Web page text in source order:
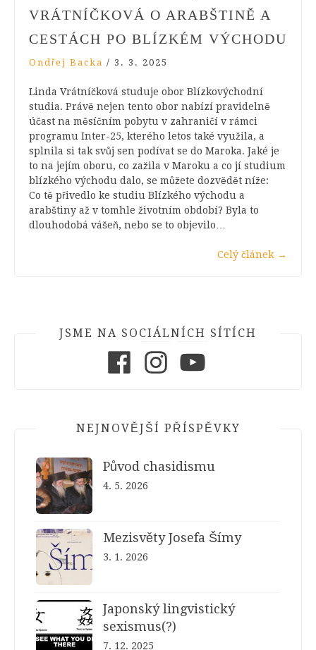
VRÁTNÍČKOVÁ O ARABŠTINĚ A
CESTÁCH PO BLÍZKÉM VÝCHODU
Ondřej Backa / 3. 3. 2025
Linda Vrátníčková studuje obor Blízkovýchodní
studia. Právě nejen tento obor nabízí pravidelně
účast na měsíčním pobytu v zahraničí v rámci
programu Inter-25, kterého letos také využila, a
splnila si tak svůj sen podívat se do Maroka. Jaké je
to na jejím oboru, co zažila v Maroku a co jí studium
blízkého východu dalo, se můžete dozvědět níže:
Co tě přivedlo ke studiu Blízkého východu a
arabštiny až v tomhle životním období? Byla to
dlouhodobá vášeň, nebo se to objevilo…
Celý článek →
JSME NA SOCIÁLNÍCH SÍTÍCH
NEJNOVĚJŠÍ PŘÍSPĚVKY
Původ chasidismu
4. 5. 2026
Mezisvěty Josefa Šímy
3. 1. 2026
Japonský lingvistický
sexismus(?)
7. 12. 2025